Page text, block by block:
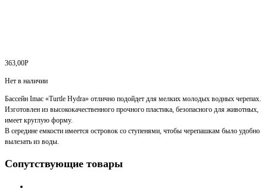
363,00Р
Нет в наличии
Бассейн Imac «Turtle Hydra» отлично подойдет для мелких молодых водных черепах.
Изготовлен из высококачественного прочного пластика, безопасного для животных,
имеет круглую форму.
В середине емкости имеется островок со ступенями, чтобы черепашкам было удобно
вылезать из воды.
Сопутствующие товары